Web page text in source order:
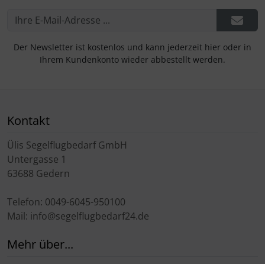
Der Newsletter ist kostenlos und kann jederzeit hier oder in
Ihrem Kundenkonto wieder abbestellt werden.
Kontakt
Ülis Segelflugbedarf GmbH
Untergasse 1
63688 Gedern
Telefon: 0049-6045-950100
Mail: info@segelflugbedarf24.de
Mehr über...